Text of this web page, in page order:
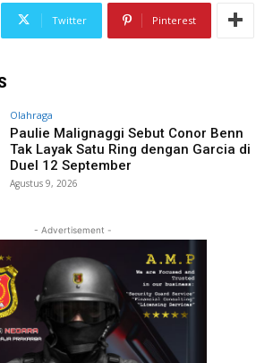
Twitter Pinterest
Olahraga
Paulie Malignaggi Sebut Conor Benn
Tak Layak Satu Ring dengan Garcia di
Duel 12 September
Agustus 9, 2026
- Advertisement -